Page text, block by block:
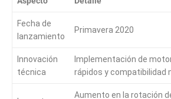
Fecha de
lanzamiento
Primavera 2020
Innovación
técnica
Implementación de
rápidos y compatibilidad
Aumento en la rotación